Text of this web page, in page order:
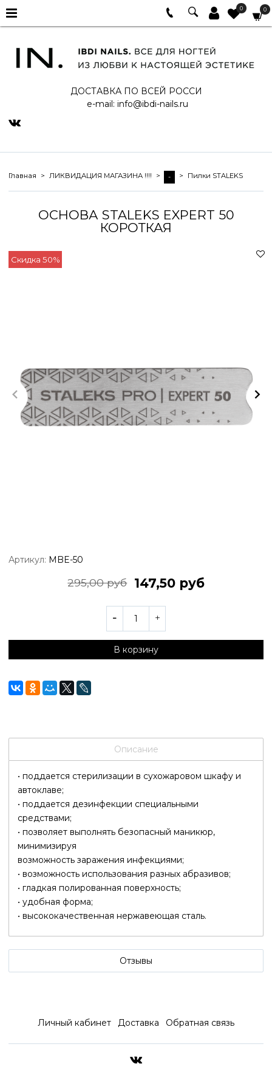
0 0
ДОСТАВКА ПО ВСЕЙ РОССИ
e-mail: info@ibdi-nails.ru
Главная ЛИКВИДАЦИЯ МАГАЗИНА !!!! - Пилки STALEKS
ОСНОВА STALEKS EXPERT 50
КОРОТКАЯ
Скидка 50%
Артикул: MBE-50
295,00 руб 147,50 руб
В корзину
Описание
• поддается стерилизации в сухожаровом шкафу и
автоклаве;
• поддается дезинфекции специальными
средствами;
• позволяет выполнять безопасный маникюр,
минимизируя
возможность заражения инфекциями;
• возможность использования разных абразивов;
• гладкая полированная поверхность;
• удобная форма;
• высококачественная нержавеющая сталь.
Отзывы
Личный кабинет Доставка Обратная связь